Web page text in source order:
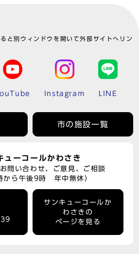
と別ウィンドウを開いて外部サイトへリン
Instagram LINE
市の施設一覧
ューコールかわさき
問い合わせ、ご意見、ご相談
から午後9時 年中無休）
サンキューコールか
わさきの
ページを見る